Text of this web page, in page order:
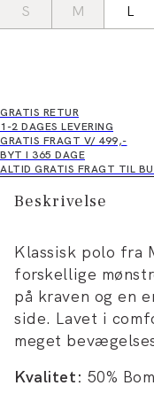
S M L
GRATIS RETUR
1-2 DAGES LEVERING
GRATIS FRAGT V/ 499,-
BYT I 365 DAGE
ALTID GRATIS FRAGT TIL
Beskrivelse
Klassisk polo fra
forskellige
på kraven og en
side. Lavet i
meget
Kvalitet: 50%